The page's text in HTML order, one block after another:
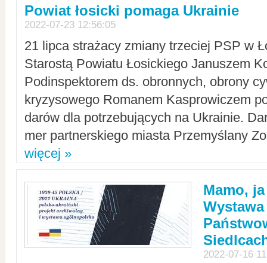
Powiat łosicki pomaga Ukrainie
2022-07-23 12:56:05
21 lipca strażacy zmiany trzeciej PSP w
Starostą Powiatu Łosickiego Januszem
Podinspektorem ds. obronnych, obrony
kryzysowego Romanem Kasprowiczem
darów dla potrzebujących na Ukrainie.
mer partnerskiego miasta Przemyślany
więcej »
Mamo,
2022-07-16